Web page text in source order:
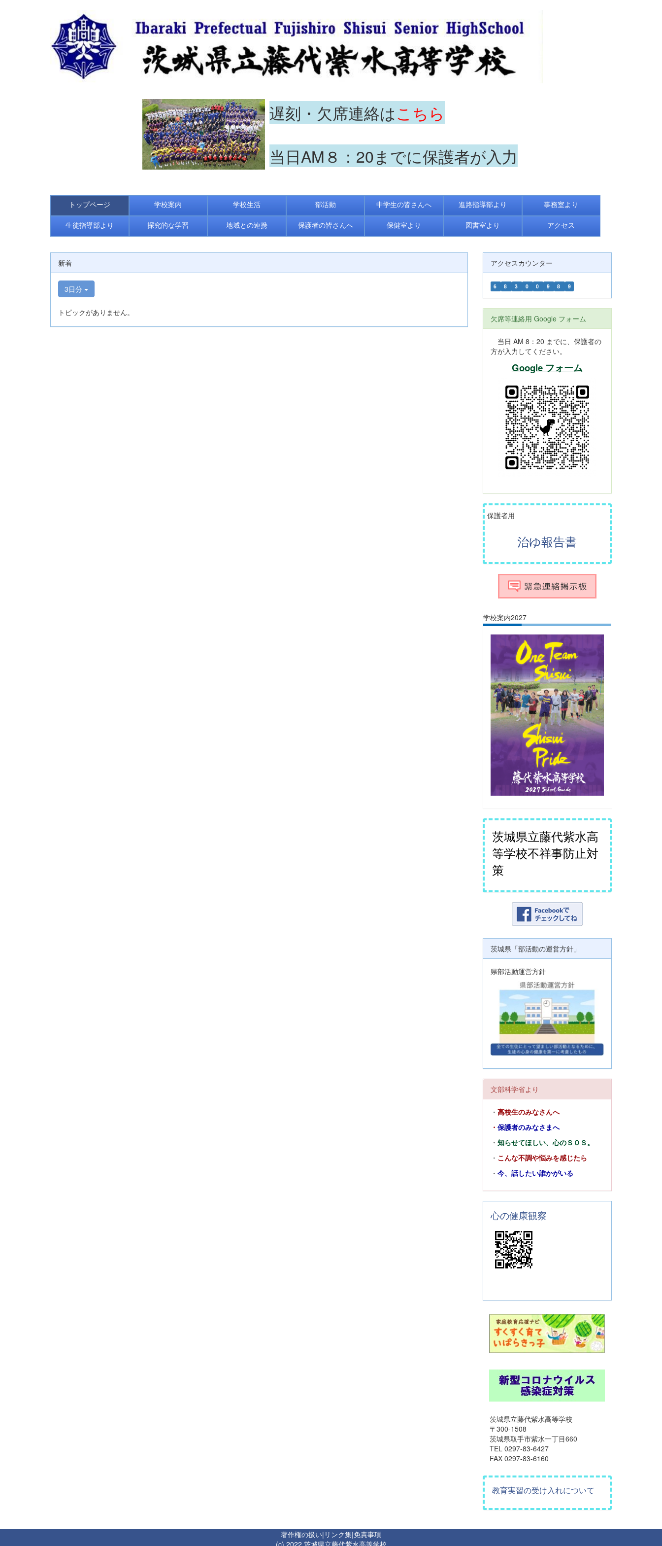
遅刻・欠席連絡はこちら
当日AM８：20までに保護者が入力
トップページ 学校案内 学校生活 部活動 中学生の皆さんへ 進路指導部より 事務室より
生徒指導部より 探究的な学習 地域との連携 保護者の皆さんへ 保健室より 図書室より アクセス
新着
3日分
トピックがありません。
アクセスカウンター
6 8 3 0 0 9 8 9
欠席等連絡用 Google フォーム
当日 AM 8：20 までに、保護者の
方が入力してください。
Google フォーム
保護者用
治ゆ報告書
学校案内2027
茨城県立藤代紫水高
等学校不祥事防止対
策
茨城県「部活動の運営方針」
県部活動運営方針
文部科学省より
・ 高校生のみなさんへ
・ 保護者のみなさまへ
・ 知らせてほしい、心のＳＯＳ。
・ こんな不調や悩みを感じたら
・ 今、話したい誰かがいる
心の健康観察
茨城県立藤代紫水高等学校
〒300-1508
茨城県取手市紫水一丁目660
TEL 0297-83-6427
FAX 0297-83-6160
教育実習の受け入れについて
著作権の扱い| リンク集|免責事項